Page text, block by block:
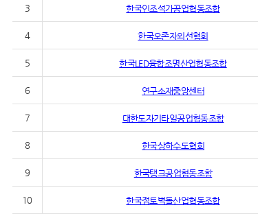
3 한국인조석가공업협동조합
4 한국오존자외선협회
5 한국LED융합조명산업협동조합
6 연구소재중앙센터
7 대한도자기타일공업협동조합
8 한국상하수도협회
9 한국탱크공업협동조합
10 한국점토벽돌산업협동조합